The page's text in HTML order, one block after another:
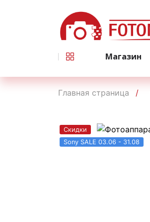
Магазин
Главная страница
Скидки
Sony SALE 03.06 - 31.08